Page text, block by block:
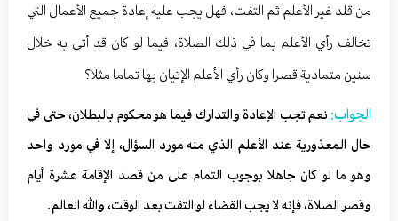
من قلد غير الأعلم ثم التفت، فهل يجب عليه إعادة جميع الأعمال التي
تخالف رأي الأعلم بما في ذلك الصلاة، فيما لو كان قد أتى به خلال
سنين متمادية قصرا وكان رأي الأعلم الإتيان بها تماما مثلا؟
الجواب: نعم تجب الإعادة والتدارك فيما هو محكوم بالبطلان، حتى في
حال المعذورية عند الأعلم الذي منه مورد السؤال، إلا في مورد واحد
وهو ما لو كان جاهلا بوجوب التمام على من قصد الإقامة عشرة أيام
وقصر الصلاة، فإنه لا يجب القضاء لو التفت بعد الوقت، والله العالم.